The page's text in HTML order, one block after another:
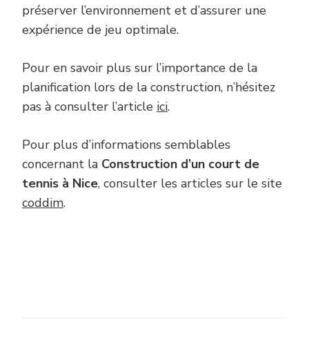
préserver l’environnement et d’assurer une
expérience de jeu optimale.
Pour en savoir plus sur l’importance de la
planification lors de la construction, n’hésitez
pas à consulter l’article ici.
Pour plus d’informations semblables
concernant la Construction d’un court de
tennis à Nice, consulter les articles sur le site
coddim.